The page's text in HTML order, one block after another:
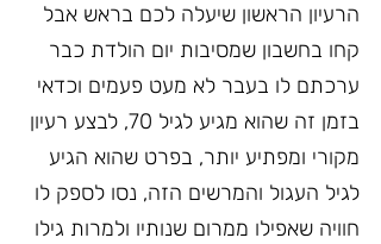
הרעיון הראשון שיעלה לכם בראש אבל
קחו בחשבון שמסיבות יום הולדת כבר
ערכתם לו בעבר לא מעט פעמים וכדאי
בזמן זה שהוא מגיע לגיל 70, לבצע רעיון
מקורי ומפתיע יותר, בפרט שהוא הגיע
לגיל העגול והמרשים הזה, נסו לספק לו
חוויה שאפילו ממרום שנותיו ולמרות גילו